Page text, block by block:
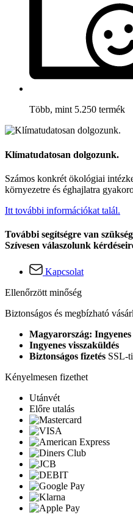
Több, mint 5.250 termék
Klímatudatosan dolgozunk.
Számos konkrét ökológiai
környezetre és éghajlatra
Itt további információkat talál.
További segítségre van
Szívesen válaszolunk
Kapcsolat
Ellenőrzött minőség
Biztonságos és megbízható
Magyarország:
Ingyenes visszaküldés
Biztonságos fizetés SSL-
Kényelmesen fizethet
Utánvét
Előre utalás